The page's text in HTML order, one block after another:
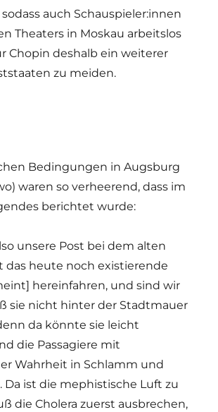
auch Schauspieler:innen
Theaters in Moskau arbeitslos
Chopin deshalb ein weiterer
zu meiden.
Bedingungen in Augsburg
waren so verheerend, dass im
berichtet wurde:
unsere Post bei dem alten
das heute noch existierende
hereinfahren, und sind wir
sie nicht hinter der Stadtmauer
da könnte sie leicht
die Passagiere mit
Wahrheit in Schlamm und
Da ist die mephistische Luft zu
die Cholera zuerst ausbrechen,